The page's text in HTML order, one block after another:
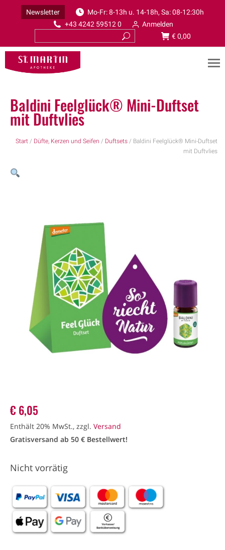
Newsletter
Mo-Fr: 8-13h u. 14-18h, Sa: 08-12:30h
+43 4242 59512 0
Anmelden
€0,00
Baldini Feelglück® Mini-Duftset
mit Duftvlies
Start / Düfte, Kerzen und Seifen / Duftsets / Baldini Feelglück® Mini-Duftset
mit Duftvlies
€ 6,05
Enthält 20% MwSt., zzgl. Versand
Gratisversand ab 50 € Bestellwert!
Nicht vorrätig